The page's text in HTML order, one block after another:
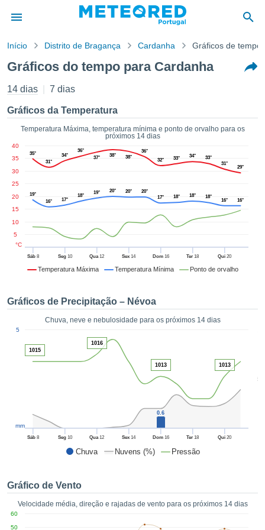
da
foi
por
para
que as
a este
das
e
forma
digital
fornecer-
de alta
a
o
no
como
CONTINUAR
Início Distrito de Bragança Cardanha Gráficos de tempo
Gráficos do tempo para Cardanha
14 dias 7 dias
Gráficos da Temperatura
Temperatura Máxima, temperatura mínima e ponto de orvalho para os
próximos 14 dias
Temperatura Máxima Temperatura Mínima Ponto de orvalho
Sáb8 Seg10 Qua12 Sex 14 Dom16 Ter 18 Qui 20
5
10
15
20
25
30
35
40
°C
35°
31°
34°
36°
37°
38° 38°
36°
32°
33° 34°
33°
31°
29°
19°
16°
17°
18°
19° 20° 20°
20°
17°
18° 18° 18°
16° 16°
Gráficos de Precipitação – Névoa
Chuva, neve e nebulosidade para os próximos 14 dias
Chuva Nuvens (%) Pressão
50
Sáb8 Seg10 Qua12 Sex 14 Dom16 Ter 18 Qui 20
5
mm
0.6
1015
1016
1013 1013
Gráfico de Vento
Velocidade média, direção e rajadas de vento para os próximos 14 dias
50
60